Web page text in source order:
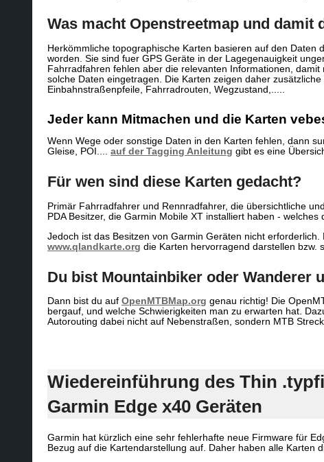
Was macht Openstreetmap und damit
Herkömmliche topographische Karten basieren auf den
worden. Sie sind fuer GPS Geräte in der Lagegenauigkeit
Fahrradfahren fehlen aber die relevanten Informationen,
solche Daten eingetragen. Die Karten zeigen daher
Einbahnstraßenpfeile, Fahrradrouten, Wegzustand,.....
Jeder kann Mitmachen und die Karten
Wenn Wege oder sonstige Daten in den Karten fehlen, dann
Gleise, POI.... auf der Tagging Anleitung gibt es eine
Für wen sind diese Karten gedacht?
Primär Fahrradfahrer und Rennradfahrer, die übersichtliche
PDA Besitzer, die Garmin Mobile XT installiert haben -
Jedoch ist das Besitzen von Garmin Geräten nicht
www.qlandkarte.org die Karten hervorragend darstellen bzw.
Du bist Mountainbiker oder Wanderer
Dann bist du auf OpenMTBMap.org genau richtig! Die
bergauf, und welche Schwierigkeiten man zu erwarten hat.
Autorouting dabei nicht auf Nebenstraßen, sondern MTB
Wiedereinführung des Thin
Garmin Edge x40 Geräten
Garmin hat kürzlich eine sehr fehlerhafte neue Firmware für
Bezug auf die Kartendarstellung auf. Daher haben alle Karten